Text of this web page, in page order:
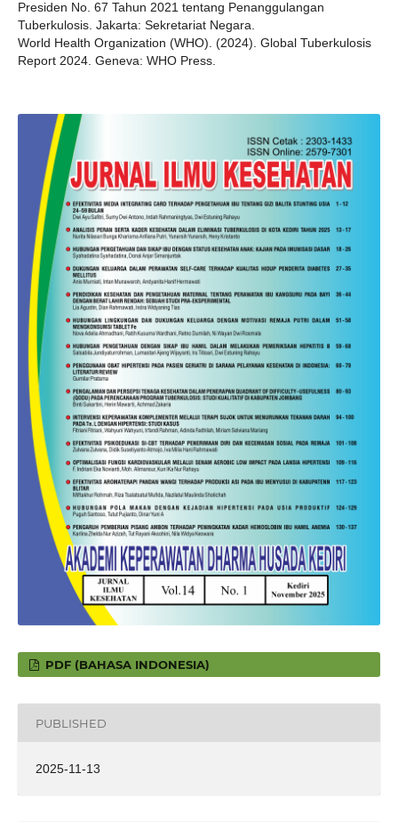
Presiden No. 67 Tahun 2021 tentang Penanggulangan
Tuberkulosis. Jakarta: Sekretariat Negara.
World Health Organization (WHO). (2024). Global Tuberkulosis
Report 2024. Geneva: WHO Press.
PDF (BAHASA INDONESIA)
PUBLISHED
2025-11-13